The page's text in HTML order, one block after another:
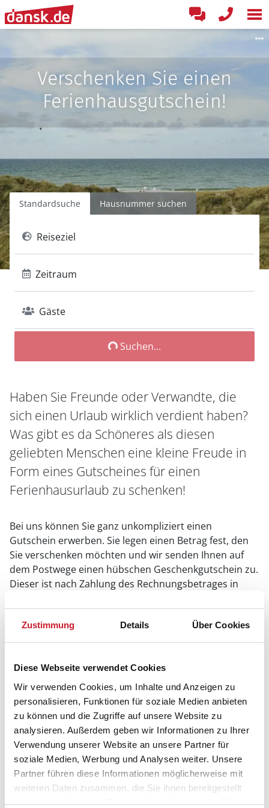
Zustimmung Details Über Cookies
Diese Webseite verwendet Cookies
Wir verwenden Cookies, um Inhalte und Anzeigen zu
personalisieren, Funktionen für soziale Medien anbieten
zu können und die Zugriffe auf unsere Website zu
analysieren. Außerdem geben wir Informationen zu Ihrer
Verwendung unserer Website an unsere Partner für
soziale Medien, Werbung und Analysen weiter. Unsere
Partner führen diese Informationen möglicherweise mit
weiteren Daten zusammen, die Sie ihnen bereitgestellt
haben oder die sie im Rahmen Ihrer Nutzung der Dienste
Verschenken Sie einen
Ferienhausgutschein!
Standardsuche Hausnummer suchen
Reiseziel
Zeitraum
Gäste
Suchen...
Haben Sie Freunde oder Verwandte, die
sich einen Urlaub wirklich verdient haben?
Was gibt es da Schöneres als diesen
geliebten Menschen eine kleine Freude in
Form eines Gutscheines für einen
Ferienhausurlaub zu schenken!
Bei uns können Sie ganz unkompliziert einen
Gutschein erwerben. Sie legen einen Betrag fest, den
Sie verschenken möchten und wir senden Ihnen auf
dem Postwege einen hübschen Geschenkgutschein zu.
Dieser ist nach Zahlung des Rechnungsbetrages in
Mit unserem Gutschein können sich die Beschenkten
unabhängig vom Anbieter das Lieblingsferienhaus auf
unserer Internetseite aussuchen und dann telefonisch
Schicken Sie uns einfach eine Mail mit dem Betreff
Gutschein" an kundenservice@dansk.demit den
folgenden Angaben:
Betrag
Name und Anschrift des Empfängers
Name und Anschrift des Schenkenden